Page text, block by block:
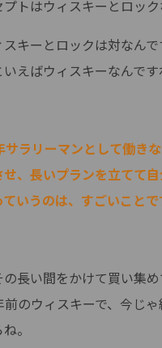
トはウィスキーとロック
キーとロックは対なん
えばウィスキーなんです
サラリーマンとして働き
、長いプランを立てて
いうのは、すごいことで
の長い間をかけて買い集
前のウィスキーで、今じゃ
。